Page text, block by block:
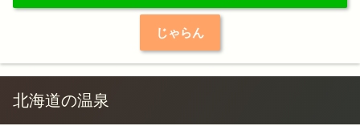
じゃらん
北海道の温泉